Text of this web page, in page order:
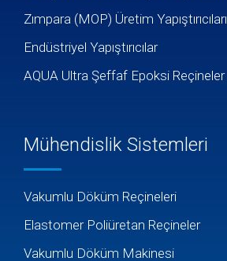
Zımpara (MOP) Üretim Yapıştırıcıları
Endüstriyel Yapıştırıcılar
AQUA Ultra Şeffaf Epoksi Reçineler
Mühendislik Sistemleri
Vakumlu Döküm Reçineleri
Elastomer Poliüretan Reçineler
Vakumlu Döküm Makinesi